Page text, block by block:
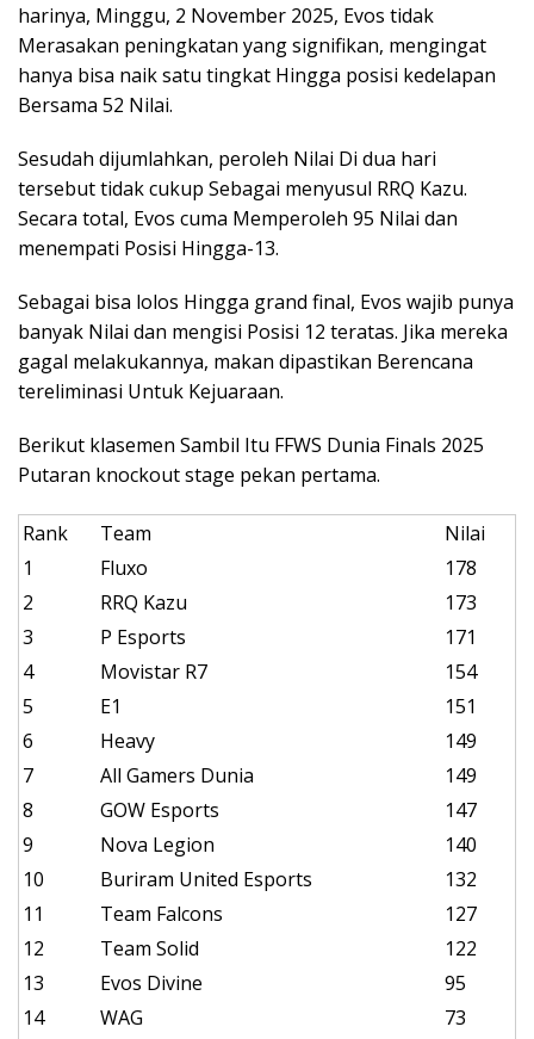
harinya, Minggu, 2 November 2025, Evos tidak
Merasakan peningkatan yang signifikan, mengingat
hanya bisa naik satu tingkat Hingga posisi kedelapan
Bersama 52 Nilai.
Sesudah dijumlahkan, peroleh Nilai Di dua hari
tersebut tidak cukup Sebagai menyusul RRQ Kazu.
Secara total, Evos cuma Memperoleh 95 Nilai dan
menempati Posisi Hingga-13.
Sebagai bisa lolos Hingga grand final, Evos wajib punya
banyak Nilai dan mengisi Posisi 12 teratas. Jika mereka
gagal melakukannya, makan dipastikan Berencana
tereliminasi Untuk Kejuaraan.
Berikut klasemen Sambil Itu FFWS Dunia Finals 2025
Putaran knockout stage pekan pertama.
Rank Team
Nilai
1
Fluxo
178
2
RRQ Kazu
173
3
P Esports
171
4
Movistar R7
154
5
E1
151
6
Heavy
149
7
All Gamers Dunia
149
8
GOW Esports
147
9
Nova Legion
140
10
Buriram United Esports
132
11
Team Falcons
127
12
Team Solid
122
13
Evos Divine
95
14
WAG
73